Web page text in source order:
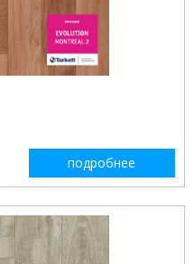
подробнее